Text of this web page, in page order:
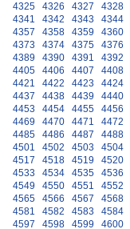
4325
4326 4327 4328
4341
4342 4343 4344
4357
4358 4359 4360
4373
4374 4375 4376
4389
4390 4391 4392
4405
4406 4407 4408
4421
4422 4423 4424
4437
4438 4439 4440
4453
4454 4455 4456
4469
4470 4471 4472
4485
4486 4487 4488
4501
4502 4503 4504
4517
4518 4519 4520
4533
4534 4535 4536
4549
4550 4551 4552
4565
4566 4567 4568
4581
4582 4583 4584
4597
4598 4599 4600